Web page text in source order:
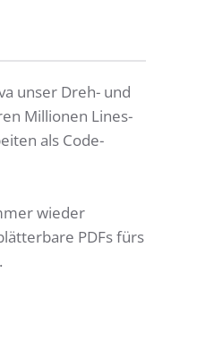
unser Dreh- und
Millionen Lines-
als Code-
wieder
PDFs fürs